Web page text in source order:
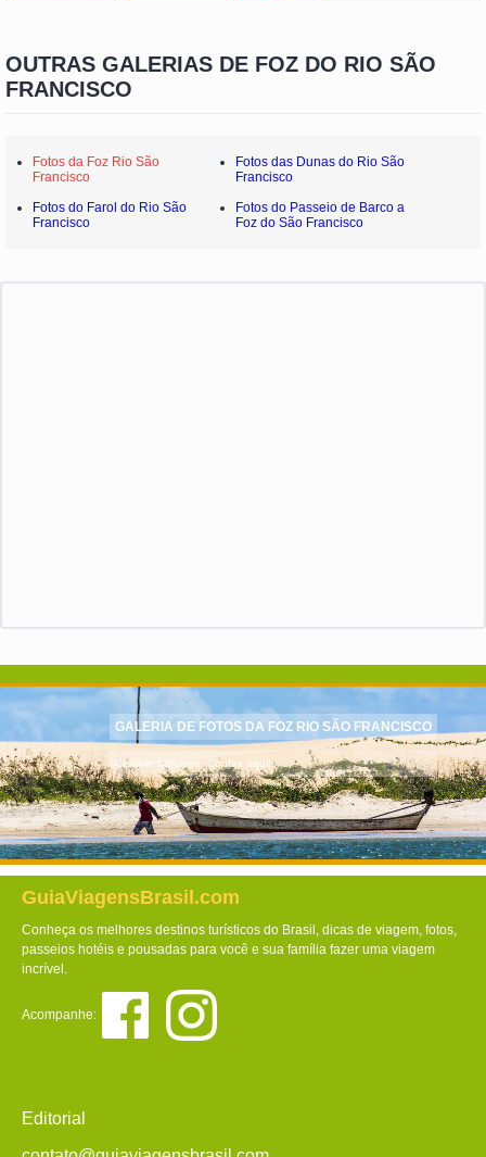
OUTRAS GALERIAS DE FOZ DO RIO SÃO
FRANCISCO
Fotos da Foz Rio São
Francisco
Fotos das Dunas do Rio São
Francisco
Fotos do Farol do Rio São
Francisco
Fotos do Passeio de Barco a
Foz do São Francisco
GALERIA DE FOTOS DA FOZ RIO SÃO FRANCISCO
Cenário fabuloso. Confira aqui!
GuiaViagensBrasil.com
Conheça os melhores destinos turísticos do Brasil, dicas de viagem, fotos,
passeios hotéis e pousadas para você e sua família fazer uma viagem
incrível.
Acompanhe:
Editorial